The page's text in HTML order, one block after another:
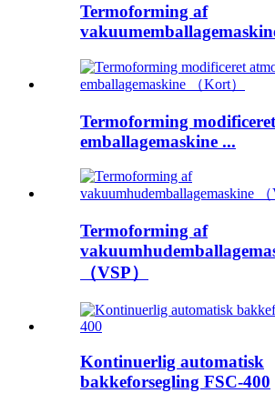
Termoforming af
Termoforming
emballagemaskine ...
Termoforming af
（VSP）
Kontinuerlig automatisk
bakkeforsegling FSC-400